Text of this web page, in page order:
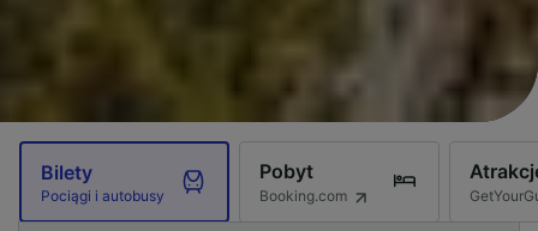
Bilety
Pociągi i autobusy
Pobyt
Booking.com